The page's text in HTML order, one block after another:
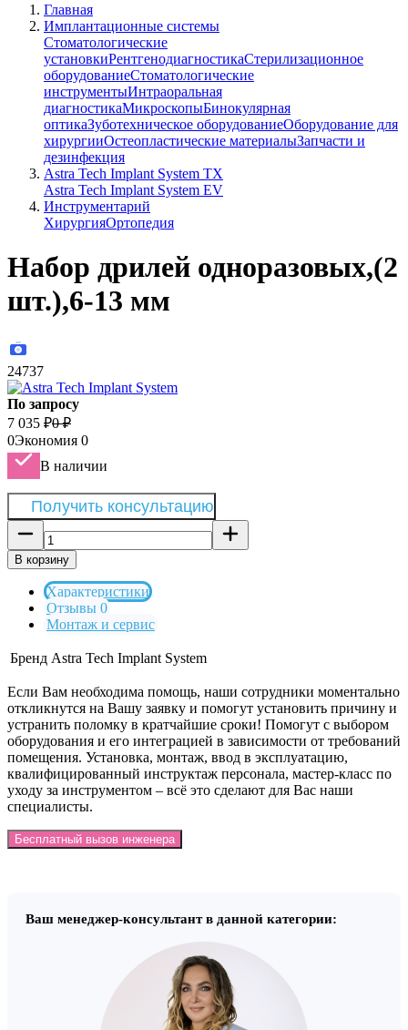
Главная
Имплантационные системы
Стоматологические
установкиРентгенодиагностикаСтерилизационное
оборудованиеСтоматологические
инструментыИнтраоральная
диагностикаМикроскопыБинокулярная
оптикаЗуботехническое оборудованиеОборудование для
хирургииОстеопластические материалыЗапчасти и
дезинфекция
Astra Tech Implant System TX
Astra Tech Implant System EV
Инструментарий
ХирургияОртопедия
Набор дрилей одноразовых,(2
шт.),6-13 мм
24737
По запросу
7 035 ₽0 ₽
0Экономия 0
В наличии
Получить консультацию
В корзину
Характеристики
Отзывы 0
Монтаж и сервис
Бренд Astra Tech Implant System
Если Вам необходима помощь, наши сотрудники моментально
откликнутся на Вашу заявку и помогут установить причину и
устранить поломку в кратчайшие сроки! Помогут с выбором
оборудования и его интеграцией в зависимости от требований
помещения. Установка, монтаж, ввод в эксплуатацию,
квалифицированный инструктаж персонала, мастер-класс по
уходу за инструментом – всё это сделают для Вас наши
специалисты.
Бесплатный вызов инженера
Ваш менеджер-консультант в данной категории: